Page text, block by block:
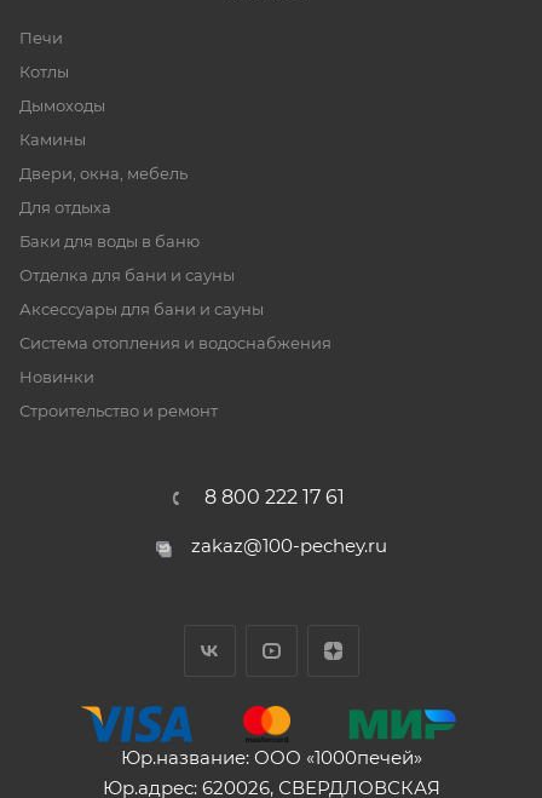
Печи
Котлы
Дымоходы
Камины
Двери, окна, мебель
Для отдыха
Баки для воды в баню
Отделка для бани и сауны
Аксессуары для бани и сауны
Система отопления и водоснабжения
Новинки
Строительство и ремонт
8 800 222 17 61
zakaz@100-pechey.ru
Юр.название: ООО «1000печей»
Юр.адрес: 620026, СВЕРДЛОВСКАЯ